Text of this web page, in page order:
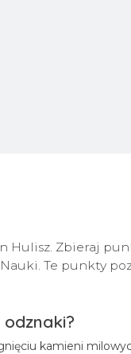
Hulisz. Zbieraj
Te punkty
kamieni